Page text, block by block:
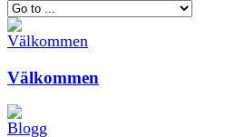
Välkommen